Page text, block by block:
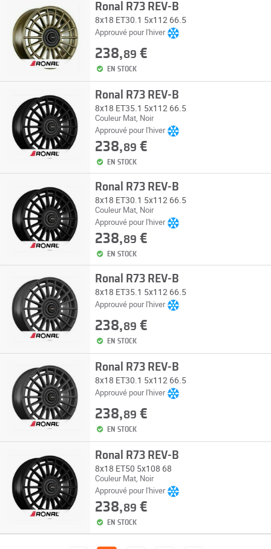
Ronal R73 REV-B
8x18 ET30.1 5x112 66.5
Approuvé pour l'hiver
238,89 €
EN STOCK
Ronal R73 REV-B
8x18 ET35.1 5x112 66.5
Couleur Mat, Noir
Approuvé pour l'hiver
238,89 €
EN STOCK
Ronal R73 REV-B
8x18 ET30.1 5x112 66.5
Couleur Mat, Noir
Approuvé pour l'hiver
238,89 €
EN STOCK
Ronal R73 REV-B
8x18 ET35.1 5x112 66.5
Approuvé pour l'hiver
238,89 €
EN STOCK
Ronal R73 REV-B
8x18 ET30.1 5x112 66.5
Approuvé pour l'hiver
238,89 €
EN STOCK
Ronal R73 REV-B
8x18 ET50 5x108 68
Couleur Mat, Noir
Approuvé pour l'hiver
238,89 €
EN STOCK